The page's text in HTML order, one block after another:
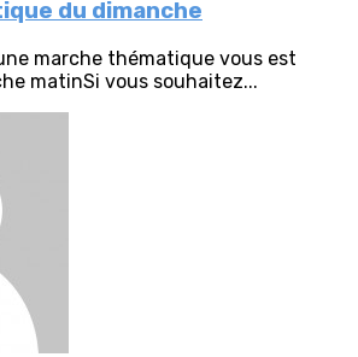
du dimanche
marche thématique vous est
matinSi vous souhaitez...